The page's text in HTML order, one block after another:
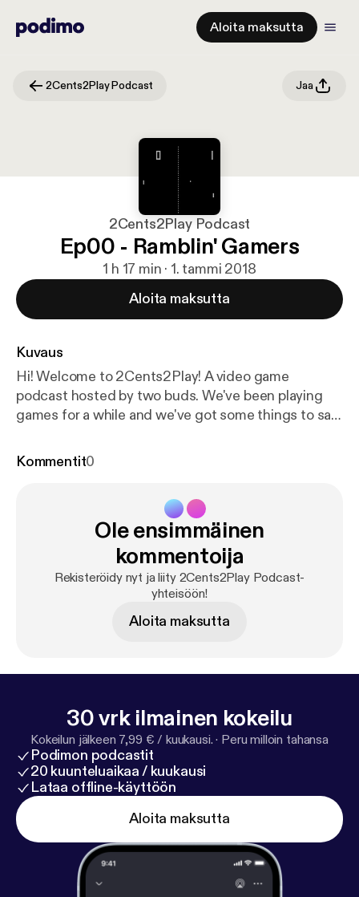
Aloita maksutta
2Cents2Play Podcast Jaa
2Cents2Play Podcast
Ep00 - Ramblin' Gamers
1 h 17 min · 1. tammi 2018
Aloita maksutta
Kuvaus
Hi! Welcome to 2Cents2Play! A video game
podcast hosted by two buds. We've been playing
games for a while and we've got some things to say.
in every week and join us on our journey through
Kommentit0
Ole ensimmäinen
kommentoija
Rekisteröidy nyt ja liity 2Cents2Play Podcast-
yhteisöön!
Aloita maksutta
30 vrk ilmainen kokeilu
Kokeilun jälkeen 7,99 € / kuukausi. · Peru milloin tahansa
Podimon podcastit
20 kuunteluaikaa / kuukausi
Lataa offline-käyttöön
Aloita maksutta